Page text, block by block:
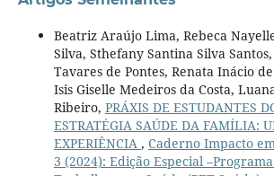
Beatriz Araújo Lima, Rebeca
Silva, Sthefany Santina Silva
Tavares de Pontes, Renata Inácio
Isis Giselle Medeiros da Costa,
Ribeiro, PRÁXIS DE ESTUDANTES
ESTRATÉGIA SAÚDE DA FAMÍLIA:
EXPERIÊNCIA , Caderno Impacto
3 (2024): Edição Especial